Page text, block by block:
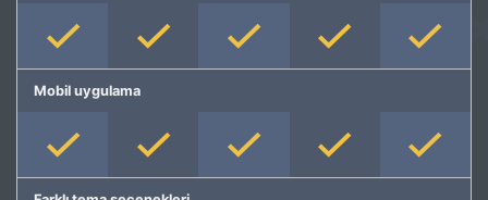
Mobil uygulama